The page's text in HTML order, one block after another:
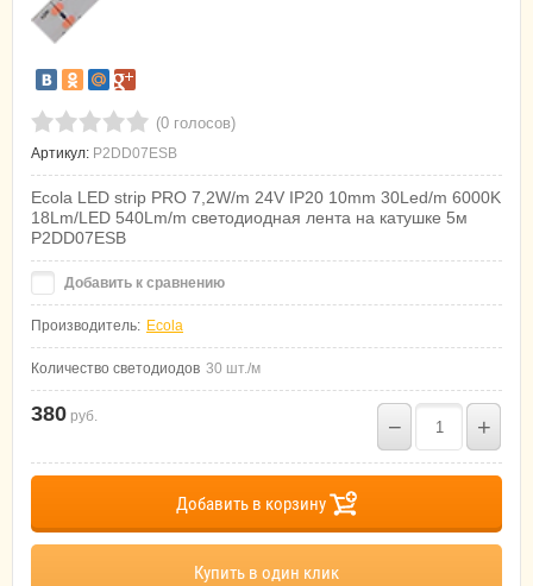
(0 голосов)
Артикул: P2DD07ESB
Ecola LED strip PRO 7,2W/m 24V IP20 10mm 30Led/m 6000K
18Lm/LED 540Lm/m светодиодная лента на катушке 5м
P2DD07ESB
Добавить к сравнению
Производитель: Ecola
Количество светодиодов 30 шт./м
380 руб. − +
Добавить в корзину
Купить в один клик